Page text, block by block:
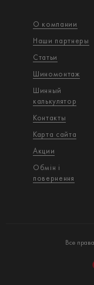
О компании
Наши партнеры
Статьи
Шиномонтаж
Шинный
калькулятор
Контакты
Карта сайта
Акции
Обмін і
повернення
Все